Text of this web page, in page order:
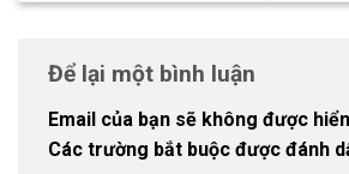
Để lại một bình luận
Email của bạn sẽ không được
Các trường bắt buộc được đánh